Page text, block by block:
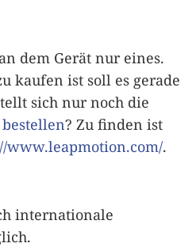
dem Gerät nur eines.
kaufen ist soll es gerade
sich nur noch die
bestellen? Zu finden ist
www.leapmotion.com/.
internationale